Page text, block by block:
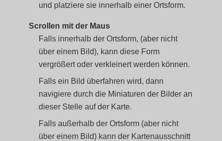
und platziere sie innerhalb einer Ortsform.
Scrollen mit der Maus
Falls innerhalb der Ortsform, (aber nicht
über einem Bild), kann diese Form
vergrößert oder verkleinert werden können.
Falls ein Bild überfahren wird, dann
navigiere durch die Miniaturen der Bilder an
dieser Stelle auf der Karte.
Falls außerhalb der Ortsform (aber nicht
über einem Bild) kann der Kartenausschnitt